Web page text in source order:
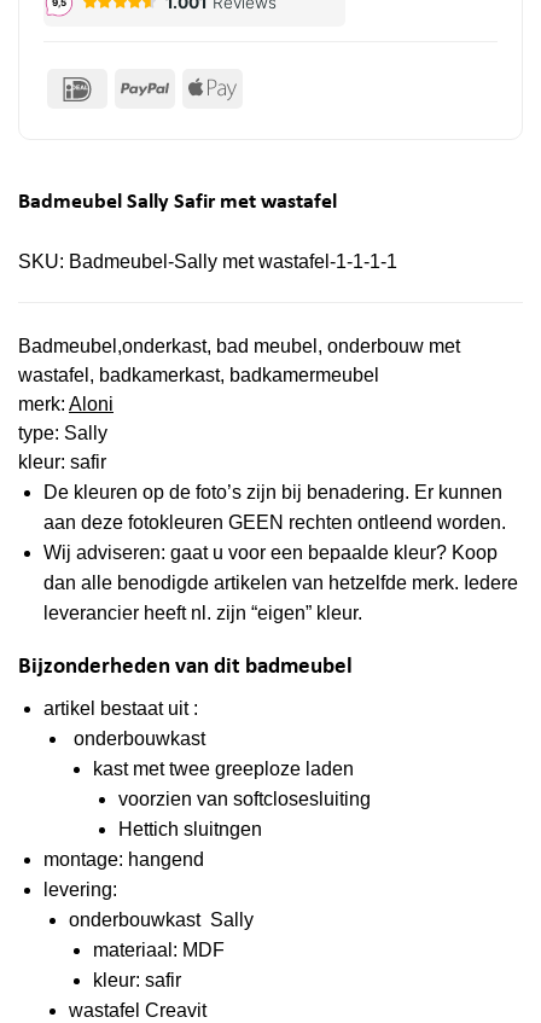
IDeal PayPal Apple
Badmeubel Sally Safir met wastafel
SKU: Badmeubel-Sally met wastafel-1-1-1-1
Badmeubel,onderkast, bad meubel, onderbouw met
wastafel, badkamerkast, badkamermeubel
merk: Aloni
type: Sally
kleur: safir
De kleuren op de foto’s zijn bij benadering. Er kunnen
aan deze fotokleuren GEEN rechten ontleend worden.
Wij adviseren: gaat u voor een bepaalde kleur? Koop
dan alle benodigde artikelen van hetzelfde merk. Iedere
leverancier heeft nl. zijn “eigen” kleur.
Bijzonderheden van dit badmeubel
artikel bestaat uit :
onderbouwkast
kast met twee greeploze laden
voorzien van softclosesluiting
Hettich sluitngen
montage: hangend
levering:
onderbouwkast Sally
materiaal: MDF
kleur: safir
wastafel Creavit